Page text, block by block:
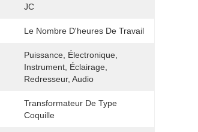
JC
Le Nombre D'heures De Travail
Puissance, Électronique,
Instrument, Éclairage,
Redresseur, Audio
Transformateur De Type
Coquille